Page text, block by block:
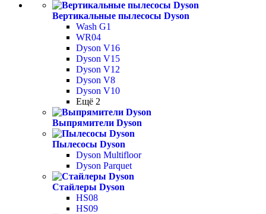
Вертикальные пылесосы Dyson
Wash G1
WR04
Dyson V16
Dyson V15
Dyson V12
Dyson V8
Dyson V10
Ещё 2
Выпрямители Dyson
Пылесосы Dyson
Dyson Multifloor
Dyson Parquet
Стайлеры Dyson
HS08
HS09